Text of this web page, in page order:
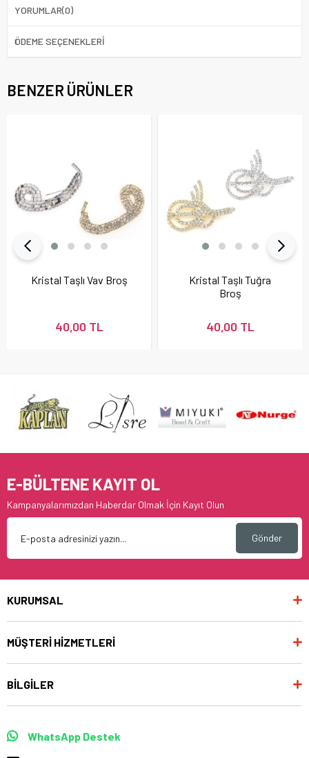
YORUMLAR(0)
ÖDEME SEÇENEKLERI
BENZER ÜRÜNLER
Kristal Taşlı Vav Broş
40,00 TL
Kristal Taşlı Tuğra
Broş
40,00 TL
E-BÜLTENE KAYIT OL
Kampanyalarımızdan Haberdar Olmak İçin Kayıt Olun
Gönder
KURUMSAL
MÜŞTERİ HİZMETLERİ
BİLGİLER
WhatsApp Destek